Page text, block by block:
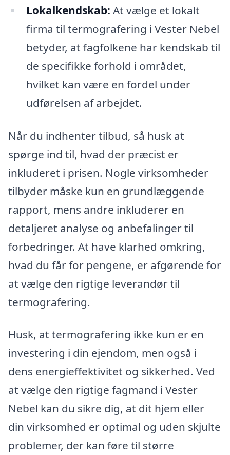
Lokalkendskab: At vælge et lokalt
firma til termografering i Vester Nebel
betyder, at fagfolkene har kendskab til
de specifikke forhold i området,
hvilket kan være en fordel under
udførelsen af arbejdet.
Når du indhenter tilbud, så husk at
spørge ind til, hvad der præcist er
inkluderet i prisen. Nogle virksomheder
tilbyder måske kun en grundlæggende
rapport, mens andre inkluderer en
detaljeret analyse og anbefalinger til
forbedringer. At have klarhed omkring,
hvad du får for pengene, er afgørende for
at vælge den rigtige leverandør til
termografering.
Husk, at termografering ikke kun er en
investering i din ejendom, men også i
dens energieffektivitet og sikkerhed. Ved
at vælge den rigtige fagmand i Vester
Nebel kan du sikre dig, at dit hjem eller
din virksomhed er optimal og uden skjulte
problemer, der kan føre til større